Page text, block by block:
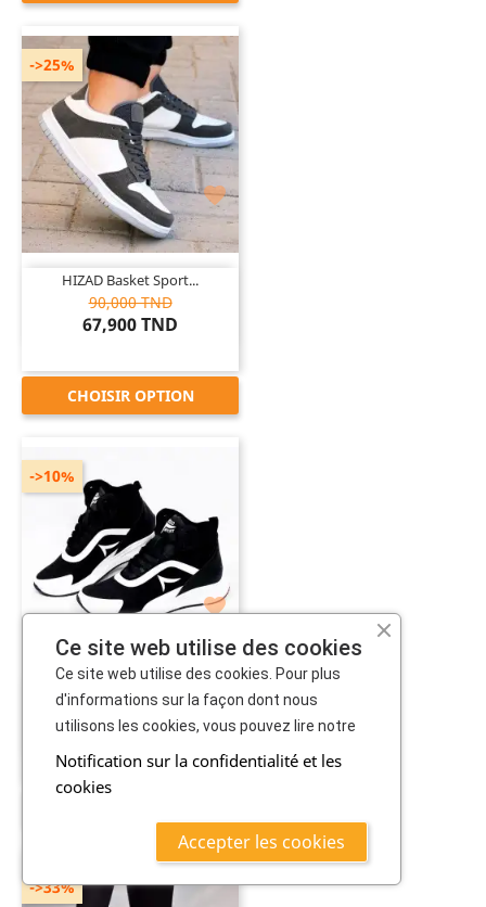

HIZAD Basket Sport...
90,000 TND
67,900 TND
->25%
CHOISIR OPTION

HIZAD Basket Sport 103...
80,900 TND
->10%
->33%
Ce site web utilise des cookies
Ce site web utilise des cookies. Pour plus
d'informations sur la façon dont nous
utilisons les cookies, vous pouvez lire notre
Notification sur la confidentialité et les
cookies
Accepter les cookies